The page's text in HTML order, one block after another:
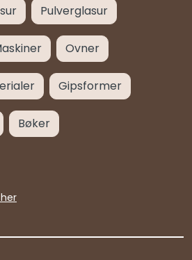
Pulverglasur
Ovner
Gipsformer
Bøker